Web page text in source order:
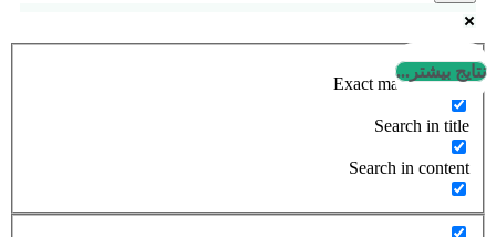
نتایج بیشتر...
Exact matches only
Search in title
Search in content